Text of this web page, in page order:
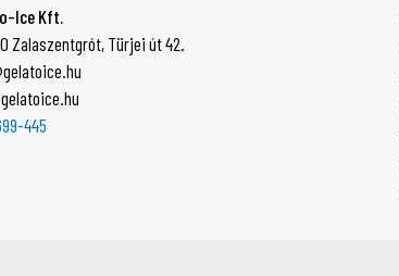
Ice Kft.
Zalaszentgrót, Türjei út 42.
445